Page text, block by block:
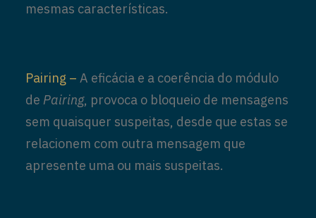
mesmas características.
Pairing – A eficácia e a coerência do módulo
de Pairing, provoca o bloqueio de mensagens
sem quaisquer suspeitas, desde que estas se
relacionem com outra mensagem que
apresente uma ou mais suspeitas.